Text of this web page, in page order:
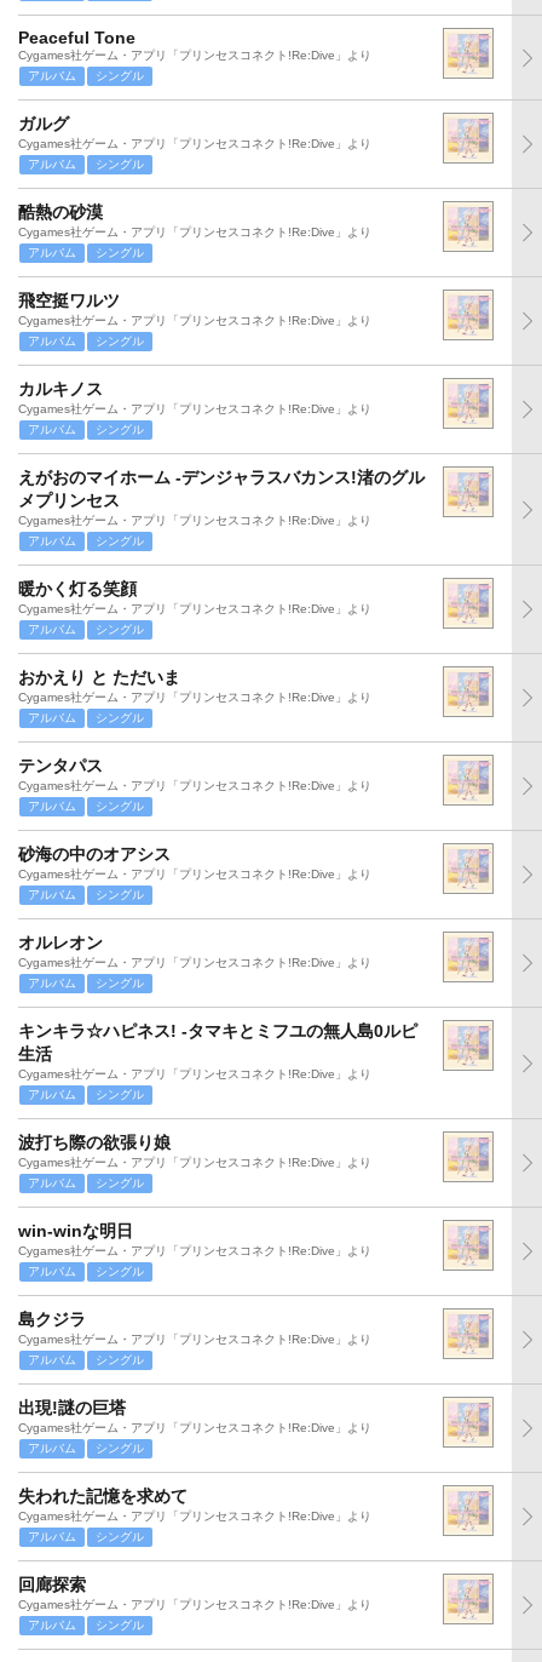
Peaceful Tone
Cygames社ゲーム・アプリ「プリンセスコネクト!Re:Dive」より
アルバム
シングル
ガルグ
Cygames社ゲーム・アプリ「プリンセスコネクト!Re:Dive」より
アルバム
シングル
酷熱の砂漠
Cygames社ゲーム・アプリ「プリンセスコネクト!Re:Dive」より
アルバム
シングル
飛空挺ワルツ
Cygames社ゲーム・アプリ「プリンセスコネクト!Re:Dive」より
アルバム
シングル
カルキノス
Cygames社ゲーム・アプリ「プリンセスコネクト!Re:Dive」より
アルバム
シングル
えがおのマイホーム -デンジャラスバカンス!渚のグル
メプリンセス
Cygames社ゲーム・アプリ「プリンセスコネクト!Re:Dive」より
アルバム
シングル
暖かく灯る笑顔
Cygames社ゲーム・アプリ「プリンセスコネクト!Re:Dive」より
アルバム
シングル
おかえり と ただいま
Cygames社ゲーム・アプリ「プリンセスコネクト!Re:Dive」より
アルバム
シングル
テンタパス
Cygames社ゲーム・アプリ「プリンセスコネクト!Re:Dive」より
アルバム
シングル
砂海の中のオアシス
Cygames社ゲーム・アプリ「プリンセスコネクト!Re:Dive」より
アルバム
シングル
オルレオン
Cygames社ゲーム・アプリ「プリンセスコネクト!Re:Dive」より
アルバム
シングル
キンキラ☆ハピネス! -タマキとミフユの無人島0ルピ
生活
Cygames社ゲーム・アプリ「プリンセスコネクト!Re:Dive」より
アルバム
シングル
波打ち際の欲張り娘
Cygames社ゲーム・アプリ「プリンセスコネクト!Re:Dive」より
アルバム
シングル
win-winな明日
Cygames社ゲーム・アプリ「プリンセスコネクト!Re:Dive」より
アルバム
シングル
島クジラ
Cygames社ゲーム・アプリ「プリンセスコネクト!Re:Dive」より
アルバム
シングル
出現!謎の巨塔
Cygames社ゲーム・アプリ「プリンセスコネクト!Re:Dive」より
アルバム
シングル
失われた記憶を求めて
Cygames社ゲーム・アプリ「プリンセスコネクト!Re:Dive」より
アルバム
シングル
回廊探索
Cygames社ゲーム・アプリ「プリンセスコネクト!Re:Dive」より
アルバム
シングル